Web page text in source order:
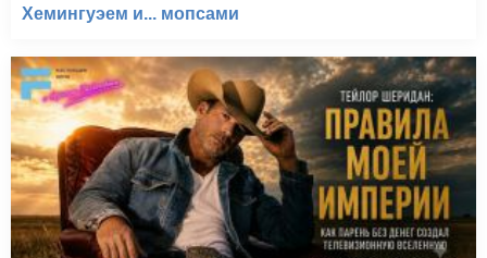
Хемингуэем и... мопсами